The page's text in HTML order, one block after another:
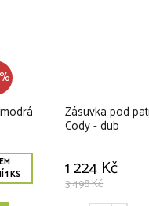
1 KS
Zásuvka pod
Cody - dub
1 224 Kč
3 498 Kč